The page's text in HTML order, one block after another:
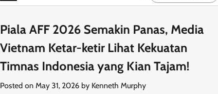
Piala AFF 2026 Semakin Panas, Media
Vietnam Ketar-ketir Lihat Kekuatan
Timnas Indonesia yang Kian Tajam!
Posted on May 31, 2026 by Kenneth Murphy